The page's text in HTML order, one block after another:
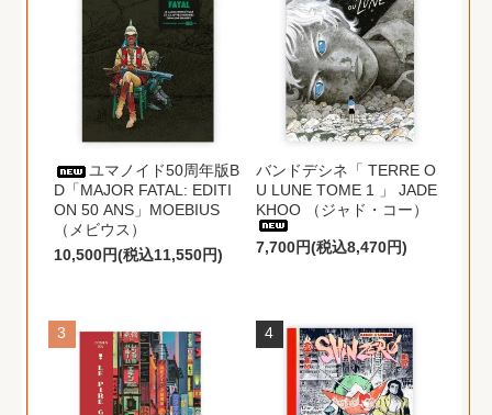
ユマノイド50周年版B
D「MAJOR FATAL: EDITI
ON 50 ANS」MOEBIUS
（メビウス）
10,500円(税込11,550円)
バンドデシネ「 TERRE O
U LUNE TOME 1 」 JADE
KHOO （ジャド・コー）
7,700円(税込8,470円)
3 4